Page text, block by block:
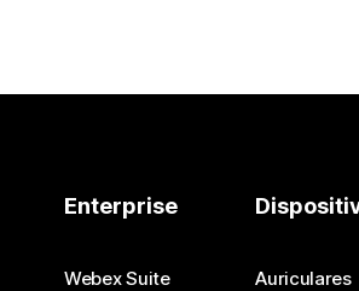
Enterprise
Webex Suite
Auriculares